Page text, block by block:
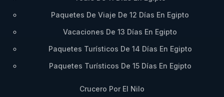
Paquetes De Viaje De 12 Días En Egipto
Vacaciones De 13 Días En Egipto
Paquetes Turísticos De 14 Días En Egipto
Paquetes Turísticos De 15 Días En Egipto
Crucero Por El Nilo